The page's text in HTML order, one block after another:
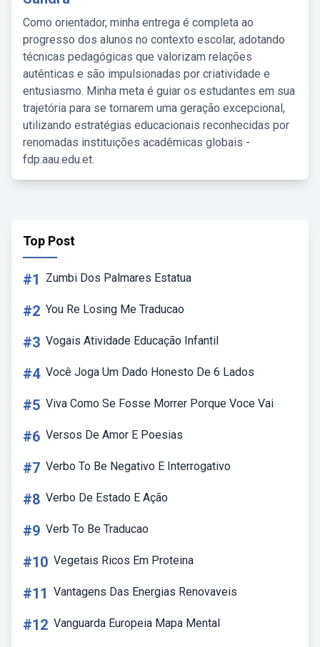
Como orientador, minha entrega é completa ao
progresso dos alunos no contexto escolar, adotando
técnicas pedagógicas que valorizam relações
autênticas e são impulsionadas por criatividade e
entusiasmo. Minha meta é guiar os estudantes em sua
trajetória para se tornarem uma geração excepcional,
utilizando estratégias educacionais reconhecidas por
renomadas instituições acadêmicas globais -
fdp.aau.edu.et.
Top Post
#1 Zumbi Dos Palmares Estatua
#2 You Re Losing Me Traducao
#3 Vogais Atividade Educação Infantil
#4 Você Joga Um Dado Honesto De 6 Lados
#5 Viva Como Se Fosse Morrer Porque Voce Vai
#6 Versos De Amor E Poesias
#7 Verbo To Be Negativo E Interrogativo
#8 Verbo De Estado E Ação
#9 Verb To Be Traducao
#10 Vegetais Ricos Em Proteina
#11 Vantagens Das Energias Renovaveis
#12 Vanguarda Europeia Mapa Mental